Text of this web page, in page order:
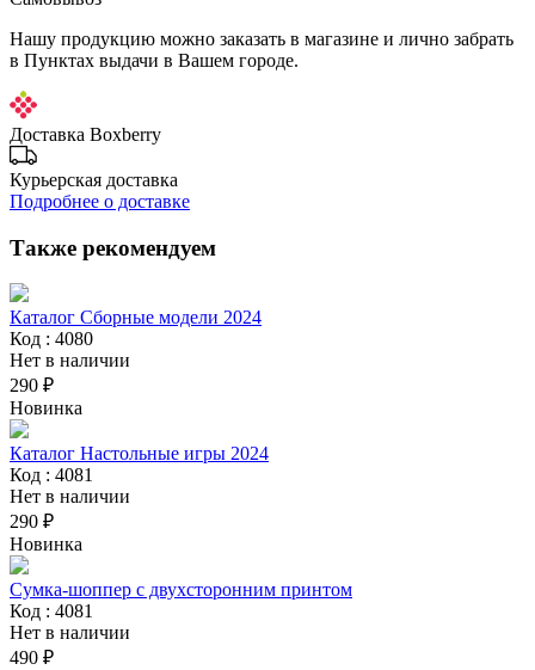
Нашу продукцию можно заказать в магазине и лично забрать
в Пунктах выдачи в Вашем городе.
Доставка Boxberry
Курьерская доставка
Подробнее о доставке
Также рекомендуем
Каталог Сборные модели 2024
Код : 4080
Нет в наличии
290 ₽
Новинка
Каталог Настольные игры 2024
Код : 4081
Нет в наличии
290 ₽
Новинка
Сумка-шоппер с двухсторонним принтом
Код : 4081
Нет в наличии
490 ₽